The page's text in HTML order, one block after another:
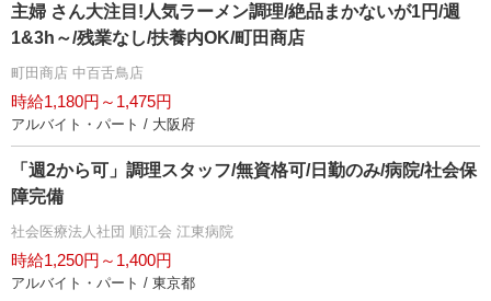
主婦 さん大注目!人気ラーメン調理/絶品まかないが1円/週
1&3h～/残業なし/扶養内OK/町田商店
町田商店 中百舌鳥店
時給1,180円～1,475円
アルバイト・パート / 大阪府
「週2から可」調理スタッフ/無資格可/日勤のみ/病院/社会保
障完備
社会医療法人社団 順江会 江東病院
時給1,250円～1,400円
アルバイト・パート / 東京都